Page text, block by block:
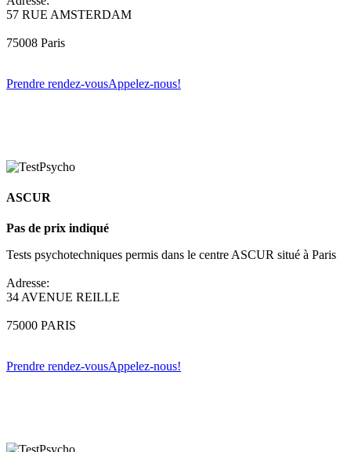
57 RUE AMSTERDAM
75008 Paris
Prendre rendez-vousAppelez-nous!
ASCUR
Pas de prix indiqué
Tests psychotechniques permis dans le centre ASCUR situé à Paris
Adresse:
34 AVENUE REILLE
75000 PARIS
Prendre rendez-vousAppelez-nous!